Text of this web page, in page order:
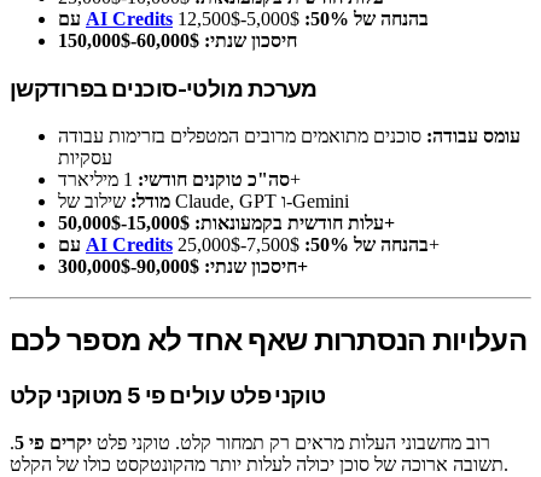
AI Credits בהנחה של 50%:
חיסכון שנתי: 60,000$-150,000$
מערכת מולטי-סוכנים בפרודקשן
עומס עבודה: סוכנים מתואמים מרובים המטפלים בזרימות עבודה
עסקיות
סה"כ טוקנים חודשי:1 מיליארד+
מודל:
שילוב של Claude, GPT ו-Gemini
עלות חודשית בקמעונאות:15,000$-50,000$+
AI Credits בהנחה של 50%:7,500$-25,000$+
חיסכון שנתי:90,000$-300,000$+
העלויות הנסתרות שאף אחד לא מספר לכם
טוקני פלט עולים פי 5 מטוקני קלט
רוב מחשבוני העלות מראים רק תמחור קלט. טוקני פלט יקרים פי 5
.
תשובה ארוכה של סוכן יכולה לעלות יותר מהקונטקסט כולו של הקלט.